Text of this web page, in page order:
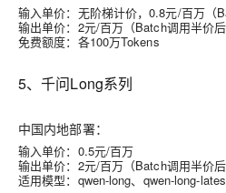
输入单价：无阶梯计价，0.8元/百万（
输出单价：2元/百万（Batch调用半价后
免费额度：各100万Tokens
5、千问Long系列
中国内地部署：
输入单价：0.5元/百万
输出单价：2元/百万（Batch调用半价后
适用模型：qwen-long、qwen-long-